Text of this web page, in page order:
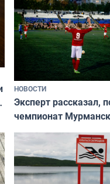
НОВОСТИ
Эксперт рассказал,
чемпионат
области по футболу
незамеченным